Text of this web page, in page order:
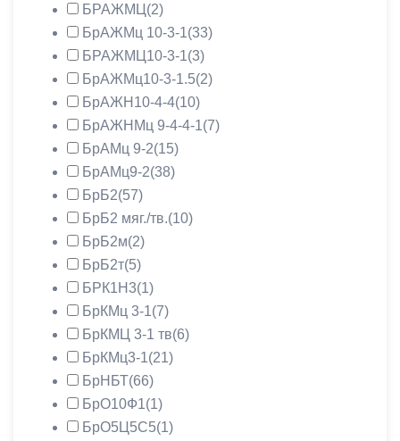
БРАЖМЦ (2)
БрАЖМц 10-3-1(33)
БРАЖМЦ10-3-1(3)
БрАЖМц10-3-1.5(2)
БрАЖН10-4-4(10)
БрАЖНМц 9-4-4-1(7)
БрАМц 9-2(15)
БрАМц9-2(38)
БрБ2(57)
БрБ2 мяг./тв.(10)
БрБ2м(2)
БрБ2т(5)
БРК1Н3(1)
БрКМц 3-1(7)
БрКМЦ 3-1 тв(6)
БрКМц3-1(21)
БрНБТ(66)
БрО10Ф1(1)
БрО5Ц5С5(1)